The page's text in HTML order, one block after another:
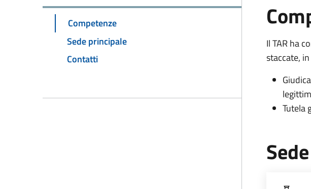
Competenze
Sede principale
Contatti
Il TAR ha
staccate,
Tutela